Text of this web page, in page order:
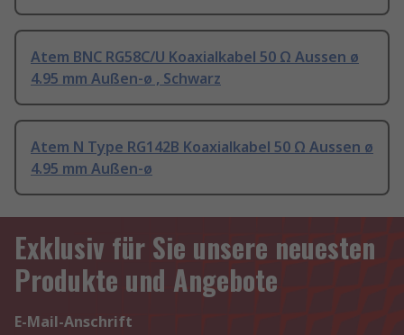
Atem BNC RG58C/U Koaxialkabel 50 Ω Aussen ø
4.95 mm Außen-ø , Schwarz
Atem N Type RG142B Koaxialkabel 50 Ω Aussen ø
4.95 mm Außen-ø
Exklusiv für Sie unsere neuesten
Produkte und Angebote
E-Mail-Anschrift